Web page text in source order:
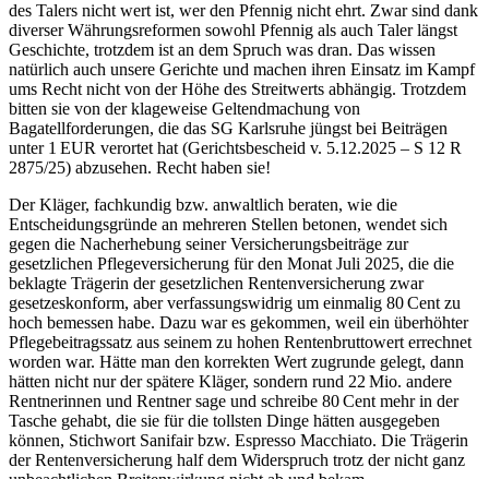
des Talers nicht wert ist, wer den Pfennig nicht ehrt. Zwar sind dank
diverser Währungsreformen sowohl Pfennig als auch Taler längst
Geschichte, trotzdem ist an dem Spruch was dran. Das wissen
natürlich auch unsere Gerichte und machen ihren Einsatz im Kampf
ums Recht nicht von der Höhe des Streitwerts abhängig. Trotzdem
bitten sie von der klageweise Geltendmachung von
Bagatellforderungen, die das SG Karlsruhe jüngst bei Beiträgen
unter 1 EUR verortet hat (Gerichtsbescheid v. 5.12.​2025 – S 12 R
2875/25) abzusehen. Recht haben sie!
Der Kläger, fachkundig bzw. anwaltlich beraten, wie die
Entscheidungsgründe an mehreren Stellen betonen, wendet sich
gegen die Nacherhebung seiner Versicherungsbeiträge zur
gesetzlichen Pflegeversicherung für den Monat Juli 2025, die die
beklagte Trägerin der gesetzlichen Rentenversicherung zwar
gesetzeskonform, aber verfassungswidrig um einmalig 80 Cent zu
hoch bemessen habe. Dazu war es gekommen, weil ein überhöhter
Pflegebeitragssatz aus seinem zu hohen Rentenbruttowert errechnet
worden war. Hätte man den korrekten Wert zugrunde gelegt, dann
hätten nicht nur der spätere Kläger, sondern rund 22 Mio. andere
Rentnerinnen und Rentner sage und schreibe 80 Cent mehr in der
Tasche gehabt, die sie für die tollsten Dinge hätten ausgegeben
können, Stichwort Sanifair bzw. Espresso Macchiato. Die Trägerin
der Rentenversicherung half dem Widerspruch trotz der nicht ganz